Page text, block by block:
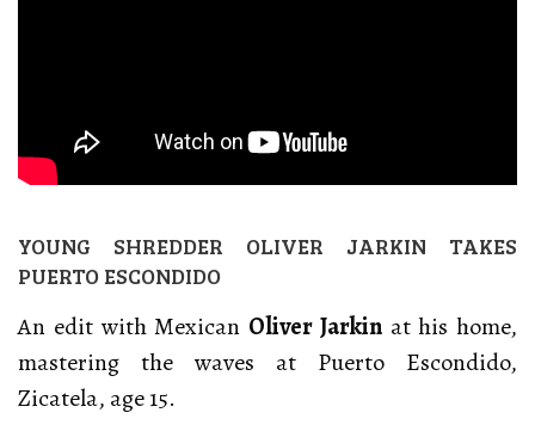
YOUNG SHREDDER OLIVER JARKIN TAKES
PUERTO ESCONDIDO
An edit with Mexican Oliver Jarkinat his home,
mastering the waves at Puerto Escondido,
Zicatela, age 15.